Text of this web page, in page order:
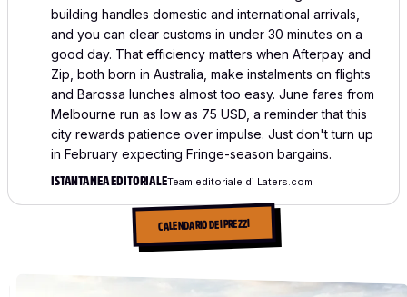
building handles domestic and international arrivals,
and you can clear customs in under 30 minutes on a
good day. That efficiency matters when Afterpay and
Zip, both born in Australia, make instalments on flights
and Barossa lunches almost too easy. June fares from
Melbourne run as low as 75 USD, a reminder that this
city rewards patience over impulse. Just don't turn up
in February expecting Fringe-season bargains.
ISTANTANEA EDITORIALETeam editoriale di Laters.com
CALENDARIO DEI PREZZI